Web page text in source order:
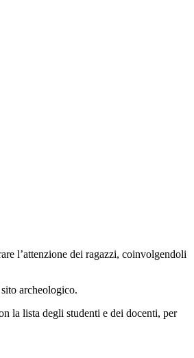
l’attenzione dei ragazzi, coinvolgendoli
archeologico.
la lista degli studenti e dei docenti, per